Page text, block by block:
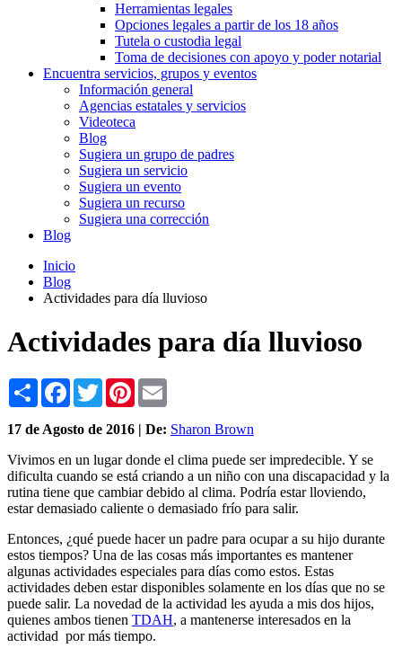
Herramientas legales
Opciones legales a partir de los 18 años
Tutela o custodia legal
Toma de decisiones con apoyo y poder notarial
Encuentra servicios, grupos y eventos
Información general
Agencias estatales y servicios
Videoteca
Blog
Sugiera un grupo de padres
Sugiera un servicio
Sugiera un evento
Sugiera un recurso
Sugiera una corrección
Blog
Inicio
Blog
Actividades para día lluvioso
Actividades para día lluvioso
Share Facebook
TwitterPinterest
17 de Agosto de 2016 | De: Sharon Brown
Vivimos en un lugar donde el clima puede ser impredecible. Y se
dificulta cuando se está criando a un niño con una discapacidad y la
rutina tiene que cambiar debido al clima. Podría estar lloviendo,
estar demasiado caliente o demasiado frío para salir.
Entonces, ¿qué puede hacer un padre para ocupar a su hijo durante
estos tiempos? Una de las cosas más importantes es mantener
algunas actividades especiales para días como estos. Estas
actividades deben estar disponibles solamente en los días que no se
puede salir. La novedad de la actividad les ayuda a mis dos hijos,
quienes ambos tienen TDAH, a mantenerse interesados en la
actividad por más tiempo.